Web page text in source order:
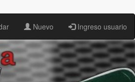
Nuevo Ingreso usuario